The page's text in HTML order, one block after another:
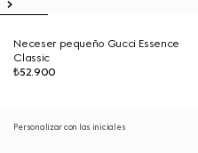
Neceser pequeño Gucci Essence
Classic
₺52.900
Personalizar con las iniciales